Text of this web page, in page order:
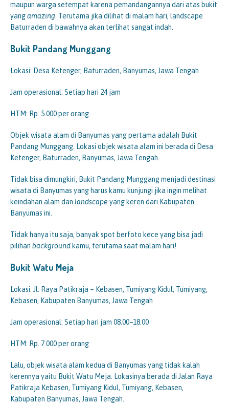
maupun warga setempat karena pemandangannya dari atas bukit
yangamazing. Terutama jika dilihat di malam hari, landscape
Baturraden di bawahnya akan terlihat sangat indah.
Bukit Pandang Munggang
Lokasi: Desa Ketenger, Baturraden, Banyumas, Jawa Tengah
Jam operasional: Setiap hari 24 jam
HTM: Rp. 5.000 per orang
Objek wisata alam di Banyumas yang pertama adalah Bukit
Pandang Munggang. Lokasi objek wisata alam ini berada di Desa
Ketenger, Baturraden, Banyumas, Jawa Tengah.
Tidak bisa dimungkiri, Bukit Pandang Munggang menjadi destinasi
wisata di Banyumas yang harus kamu kunjungi jika ingin melihat
keindahan alam dan landscape yang keren dari Kabupaten
Banyumas ini.
Tidak hanya itu saja, banyak spot berfoto kece yang bisa jadi
pilihan background kamu, terutama saat malam hari!
Bukit Watu Meja
Lokasi: Jl. Raya Patikraja – Kebasen, Tumiyang Kidul, Tumiyang,
Kebasen, Kabupaten Banyumas, Jawa Tengah
Jam operasional: Setiap hari jam 08.00–18.00
HTM: Rp. 7.000 per orang
Lalu, objek wisata alam kedua di Banyumas yang tidak kalah
kerennya yaitu Bukit Watu Meja. Lokasinya berada di Jalan Raya
Patikraja Kebasen, Tumiyang Kidul, Tumiyang, Kebasen,
Kabupaten Banyumas, Jawa Tengah.